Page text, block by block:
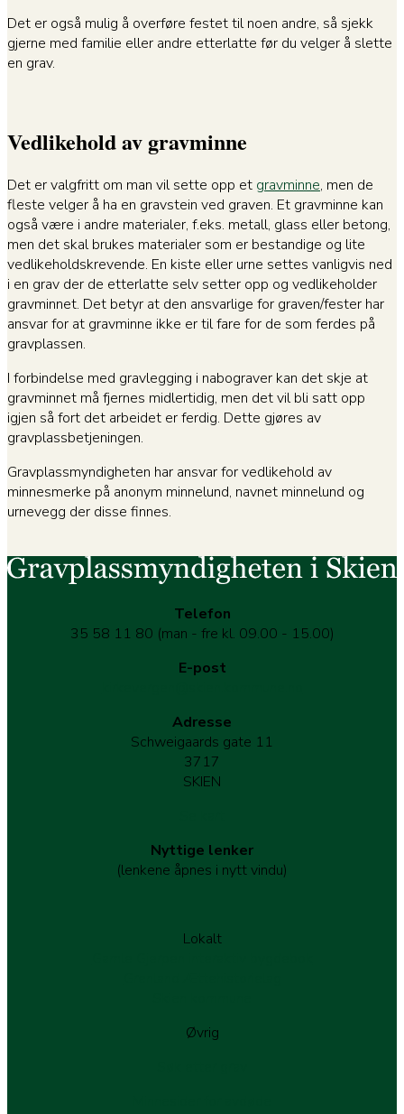
Det er også mulig å overføre festet til noen andre, så sjekk
gjerne med familie eller andre etterlatte før du velger å slette
en grav.
Vedlikehold av gravminne
Det er valgfritt om man vil sette opp et gravminne, men de
fleste velger å ha en gravstein ved graven. Et gravminne kan
også være i andre materialer, f.eks. metall, glass eller betong,
men det skal brukes materialer som er bestandige og lite
vedlikeholdskrevende. En kiste eller urne settes vanligvis ned
i en grav der de etterlatte selv setter opp og vedlikeholder
gravminnet. Det betyr at den ansvarlige for graven/fester har
ansvar for at gravminne ikke er til fare for de som ferdes på
gravplassen.
I forbindelse med gravlegging i nabograver kan det skje at
gravminnet må fjernes midlertidig, men det vil bli satt opp
igjen så fort det arbeidet er ferdig. Dette gjøres av
gravplassbetjeningen.
Gravplassmyndigheten har ansvar for vedlikehold av
minnesmerke på anonym minnelund, navnet minnelund og
urnevegg der disse finnes.
Telefon
35 58 11 80 (man - fre kl. 09.00 - 15.00)
E-post
Adresse
Schweigaards gate 11
3717
SKIEN
Nyttige lenker
(lenkene åpnes i nytt vindu)
Lokalt
Øvrig